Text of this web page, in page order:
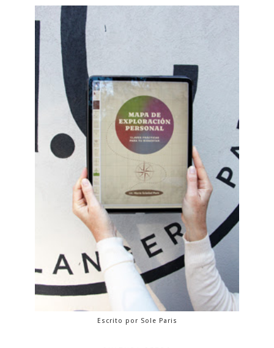
Escrito por Sole Paris